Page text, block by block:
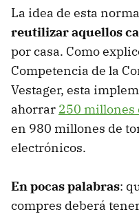
La idea de esta
reutilizar aquellos
por casa. Como
Competencia de la
Vestager, esta
ahorrar 250 millones
en 980 millones de
electrónicos.
En pocas palabras:
compres deberá